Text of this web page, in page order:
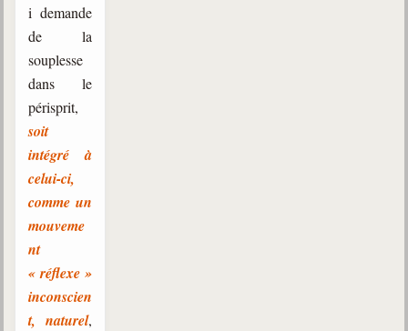
i demande
de la
souplesse
dans le
périsprit,
soit
intégré à
celui-ci,
comme un
mouveme
nt
« réflexe »
inconscien
t, naturel,